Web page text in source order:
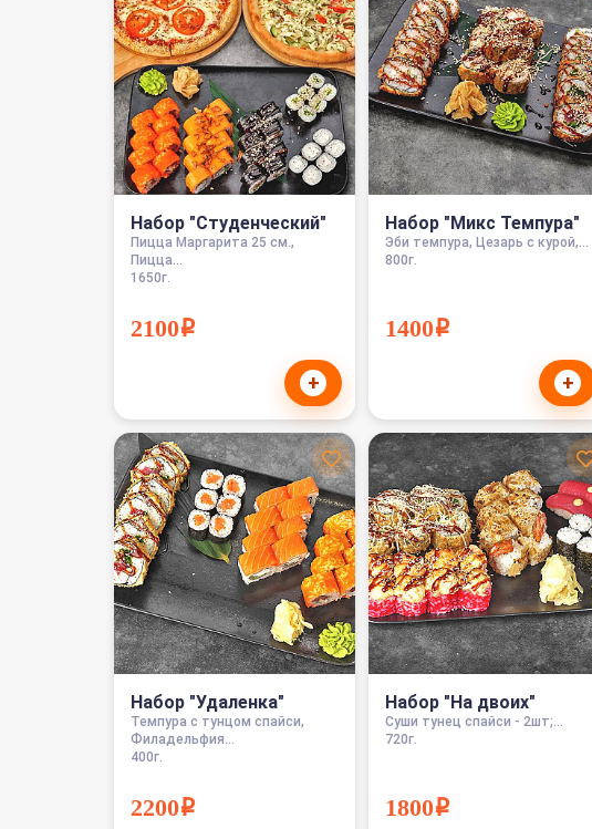
Набор "Студенческий"
Пицца Маргарита 25 см.,
Пицца...
1650г.
2100i
+
Набор "Микс Темпура"
Эби темпура, Цезарь с курой,...
800г.
1400i
+
Набор "Удаленка"
Темпура с тунцом спайси,
Филадельфия...
400г.
2200i
Набор "На двоих"
Суши тунец спайси - 2шт;...
720г.
1800i